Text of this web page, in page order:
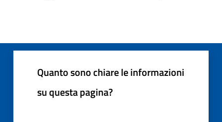
Quanto sono chiare le informazioni
su questa pagina?